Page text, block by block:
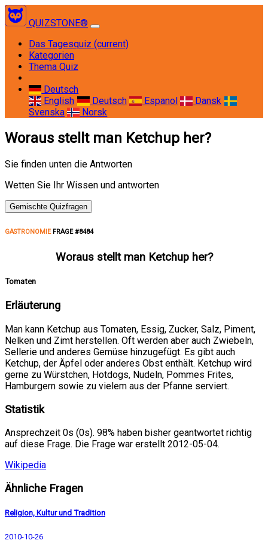
QUIZSTONE®
Das Tagesquiz (current)
Kategorien
Thema Quiz
Deutsch
English
Deutsch Espanol
Dansk
Svenska
Norsk
Woraus stellt man Ketchup her?
Sie finden unten die Antworten
Wetten Sie Ihr Wissen und antworten
Gemischte Quizfragen
GASTRONOMIEFRAGE #8484
Woraus stellt man Ketchup her?
Tomaten
Erläuterung
Man kann Ketchup aus Tomaten, Essig, Zucker, Salz, Piment,
Nelken und Zimt herstellen. Oft werden aber auch Zwiebeln,
Sellerie und anderes Gemüse hinzugefügt. Es gibt auch
Ketchup, der Äpfel oder anderes Obst enthält. Ketchup wird
gerne zu Würstchen, Hotdogs, Nudeln, Pommes Frites,
Hamburgern sowie zu vielem aus der Pfanne serviert.
Statistik
Ansprechzeit 0s (0s). 98% haben bisher geantwortet richtig
auf diese Frage. Die Frage war erstellt 2012-05-04.
Wikipedia
Ähnliche Fragen
Religion, Kultur und Tradition
2010-10-26